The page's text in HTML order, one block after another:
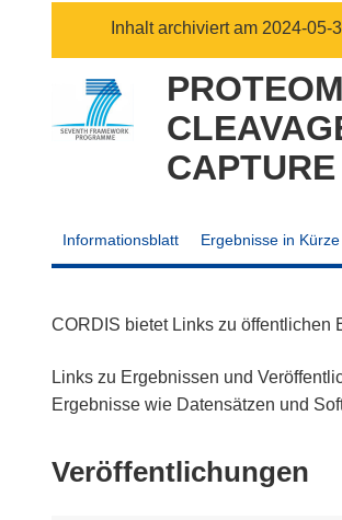
Inhalt archiviert am 2024-05-
Informationsblatt Ergebnisse in Kürze
CORDIS bietet Links zu öffentlichen
Links zu Ergebnissen und
Ergebnisse wie Datensätzen und
Veröffentlichungen